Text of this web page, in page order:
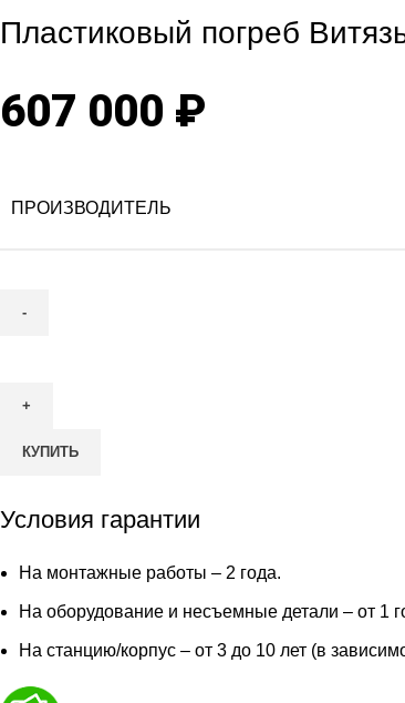
Пластиковый погреб
607 000 ₽
ПРОИЗВОДИТЕЛЬ
Пластиковый
Витязь
боковым
входом
КУПИТЬ
Условия гарантии
На монтажные работы – 2 года.
На оборудование и несъемные детали – от 1
На станцию/корпус – от 3 до 10 лет (в